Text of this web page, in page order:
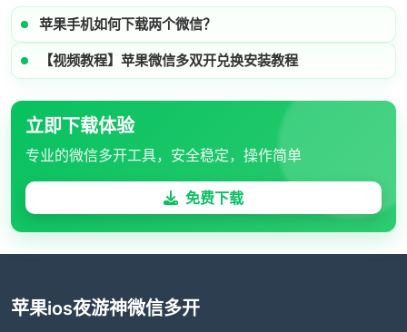
苹果手机如何下载两个微信？
【视频教程】苹果微信多双开兑换安装教程
立即下载体验
专业的微信多开工具，安全稳定，操作简单
免费下载
苹果ios夜游神微信多开